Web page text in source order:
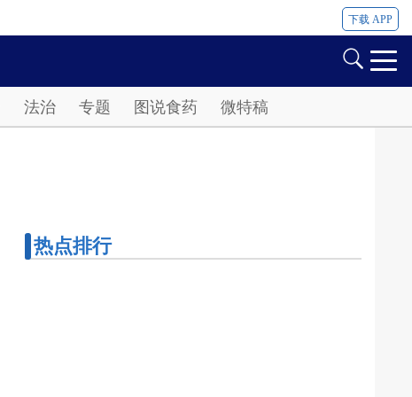
下载 APP
法治 专题 图说食药 微特稿
热点排行